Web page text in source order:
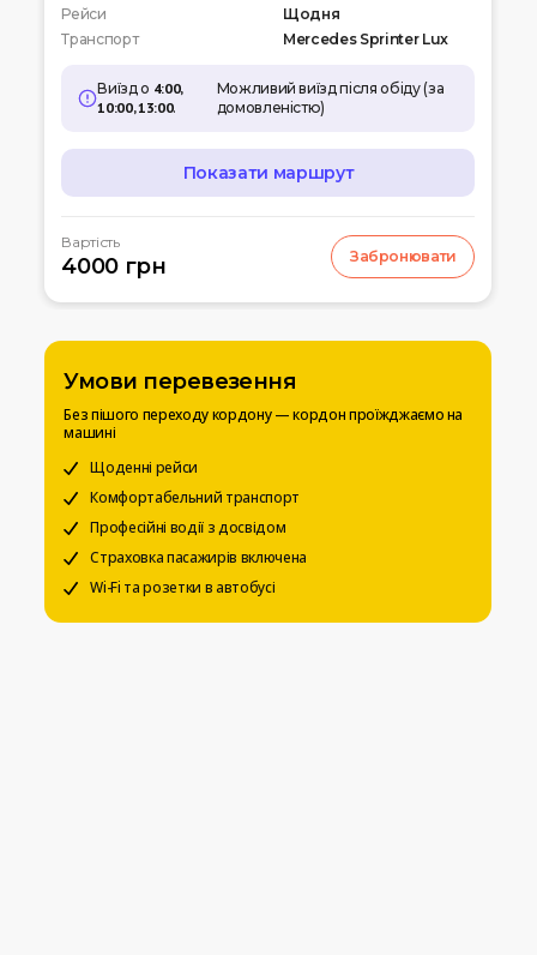
Транспорт Mercedes Sprinter Lux
Рейси
Щодня
Виїзд о 4:00,
10:00, 13:00.
Можливий виїзд після обіду (за
домовленістю)
Показати маршрут
07:00 Кишинів
м.Кишинів, аеропорт
Вул. Леваневського
15:00Київ
Вокзальна пл. 4
20:00 Чернігів
Автостанція
Вартість
4000 грн Забронювати
Умови перевезення
Без пішого переходу кордону — кордон проїжджаємо на
машині
Щоденні рейси
Комфортабельний транспорт
Професійні водії з досвідом
Страховка пасажирів включена
Wi-Fi та розетки в автобусі